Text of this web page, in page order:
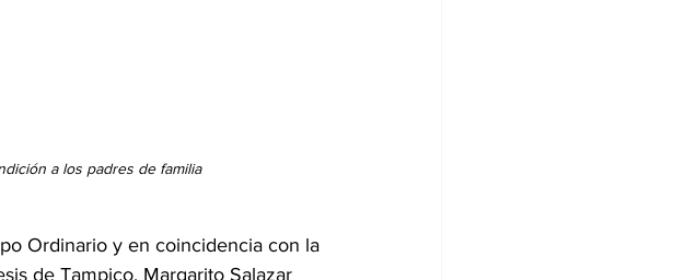
a los padres de familia
Ordinario y en coincidencia con la
de Tampico, Margarito Salazar